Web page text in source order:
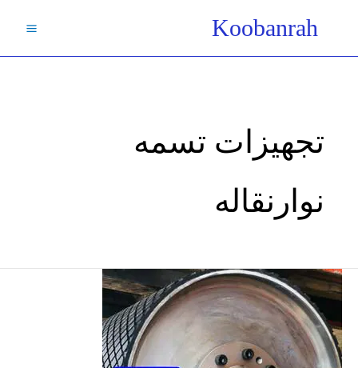
Koobanrah
تجهیزات تسمه
نوارنقاله
مشخصات
غلتک
نقاله-
طبلک
کانوایر-